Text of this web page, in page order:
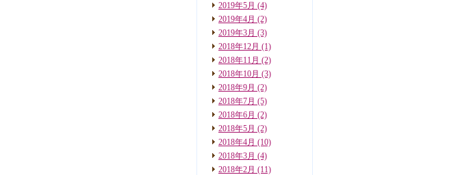
2019年5月 (4)
2019年4月 (2)
2019年3月 (3)
2018年12月 (1)
2018年11月 (2)
2018年10月 (3)
2018年9月 (2)
2018年7月 (5)
2018年6月 (2)
2018年5月 (2)
2018年4月 (10)
2018年3月 (4)
2018年2月 (11)